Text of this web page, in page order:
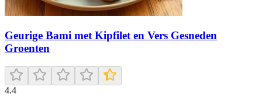
Geurige Bami met Kipfilet en Vers Gesneden
Groenten
4.4